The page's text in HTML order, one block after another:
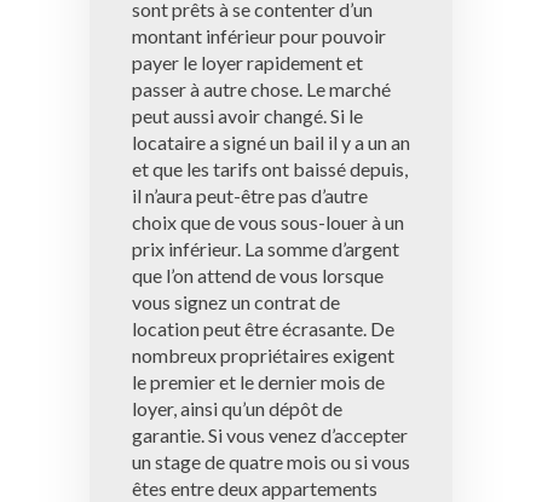
sont prêts à se contenter d’un
montant inférieur pour pouvoir
payer le loyer rapidement et
passer à autre chose. Le marché
peut aussi avoir changé. Si le
locataire a signé un bail il y a un an
et que les tarifs ont baissé depuis,
il n’aura peut-être pas d’autre
choix que de vous sous-louer à un
prix inférieur. La somme d’argent
que l’on attend de vous lorsque
vous signez un contrat de
location peut être écrasante. De
nombreux propriétaires exigent
le premier et le dernier mois de
loyer, ainsi qu’un dépôt de
garantie. Si vous venez d’accepter
un stage de quatre mois ou si vous
êtes entre deux appartements